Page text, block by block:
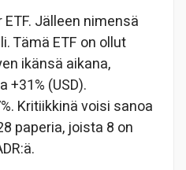
Jälleen nimensä
Tämä ETF on ollut
ikänsä aikana,
(USD).
Kritiikkinä voisi sanoa
paperia, joista 8 on